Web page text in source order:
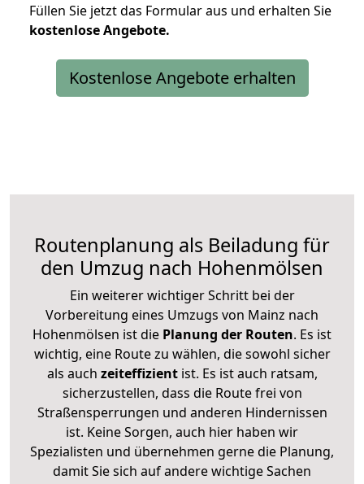
Füllen Sie jetzt das Formular aus und erhalten Sie
kostenloseAngebote.
Kostenlose Angebote erhalten
Routenplanung als Beiladung für
den Umzug nach Hohenmölsen
Ein weiterer wichtiger Schritt bei der
Vorbereitung eines Umzugs von Mainz nach
Hohenmölsen ist die Planung der Routen. Es ist
wichtig, eine Route zu wählen, die sowohl sicher
als auch zeiteffizientist. Es ist auch ratsam,
sicherzustellen, dass die Route frei von
Straßensperrungen und anderen Hindernissen
ist. Keine Sorgen, auch hier haben wir
Spezialisten und übernehmen gerne die Planung,
damit Sie sich auf andere wichtige Sachen